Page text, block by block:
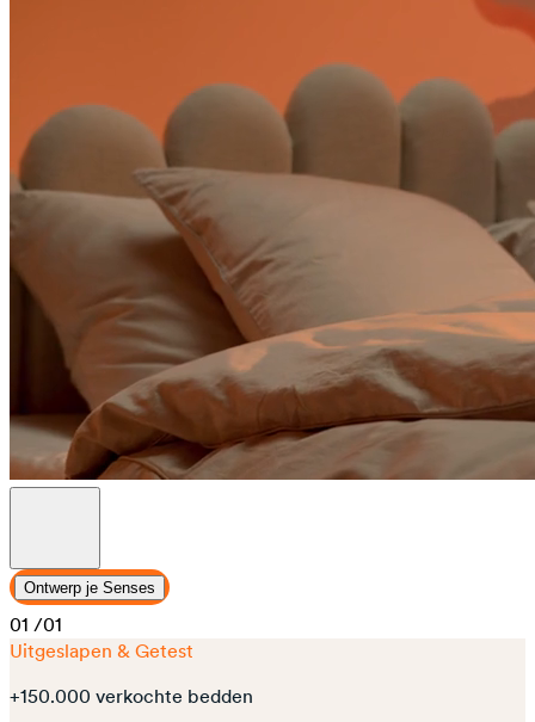
Ontwerp je Senses
01 /01
Uitgeslapen & Getest
+150.000 verkochte bedden